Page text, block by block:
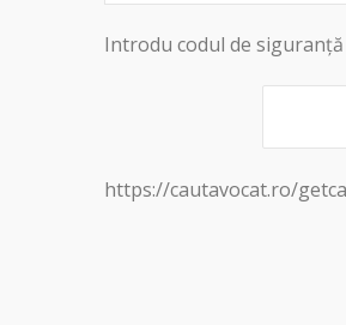
Introdu codul de siguranță
https://cautavocat.ro/